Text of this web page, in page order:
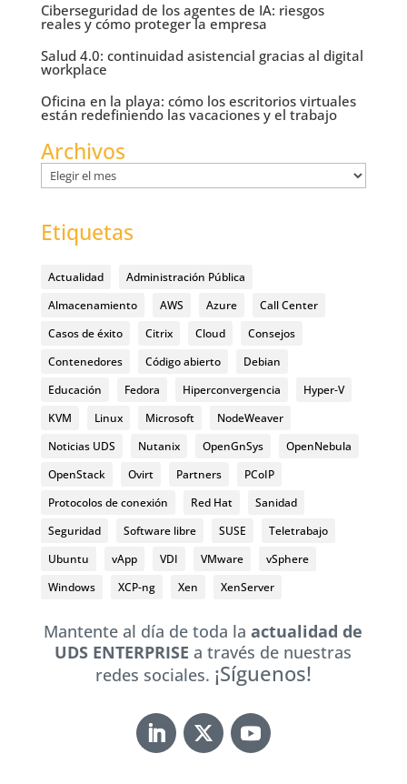
Ciberseguridad de los agentes de IA: riesgos
reales y cómo proteger la empresa
Salud 4.0: continuidad asistencial gracias al digital
workplace
Oficina en la playa: cómo los escritorios virtuales
están redefiniendo las vacaciones y el trabajo
Archivos
Archivos
Etiquetas
Actualidad
Administración Pública
Almacenamiento
AWS Azure
Call Center
Casos de éxito
Citrix Cloud
Consejos
Contenedores
Código abierto
Debian
Educación
Fedora Hiperconvergencia
Hyper-V
KVM
Linux Microsoft
NodeWeaver
Noticias UDS
Nutanix OpenGnSys
OpenNebula
OpenStack
Ovirt Partners
PCoIP
Protocolos de conexión
Red Hat
Sanidad
Seguridad
Software libre SUSE
Teletrabajo
Ubuntu
vApp VDI VMware
vSphere
Windows
XCP-ng Xen XenServer
Mantente al día de toda laactualidad de
UDS ENTERPRISEa través de nuestras
redes sociales. ¡Síguenos!